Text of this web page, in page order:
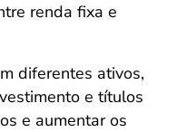
renda fixa e
diferentes ativos,
e títulos
e aumentar os